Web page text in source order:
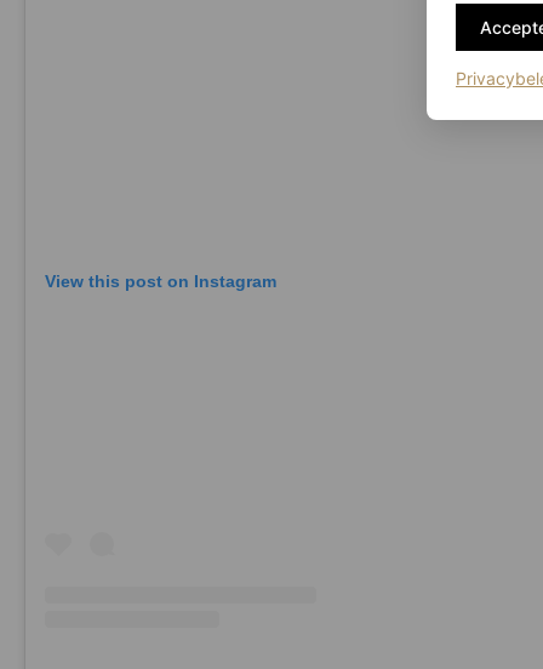
View this post on Instagram